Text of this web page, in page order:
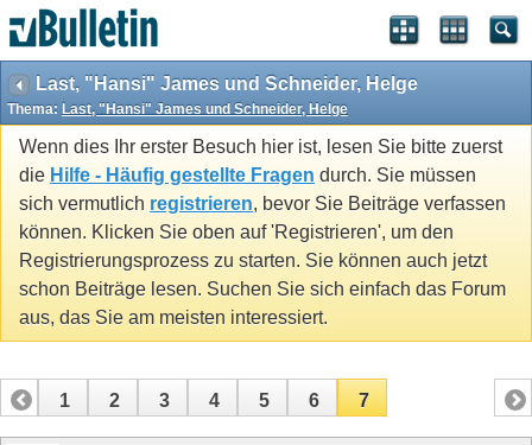
Last, "Hansi" James und Schneider, Helge
Thema: Last, "Hansi" James und Schneider, Helge
Wenn dies Ihr erster Besuch hier ist, lesen Sie bitte zuerst
die Hilfe - Häufig gestellte Fragen durch. Sie müssen
sich vermutlich registrieren, bevor Sie Beiträge verfassen
können. Klicken Sie oben auf 'Registrieren', um den
Registrierungsprozess zu starten. Sie können auch jetzt
schon Beiträge lesen. Suchen Sie sich einfach das Forum
aus, das Sie am meisten interessiert.
1 2 3 4 5 6 7